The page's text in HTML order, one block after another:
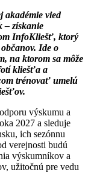
akadémie vied
– získanie
InfoKliešť, ktorý
Ide o
na ktorom sa môže
kliešťa a
trénovať umelú
výskumu a
2027 a sleduje
ich sezónnu
verejnosti budú
výskumníkov a
užitočnú pre vedu